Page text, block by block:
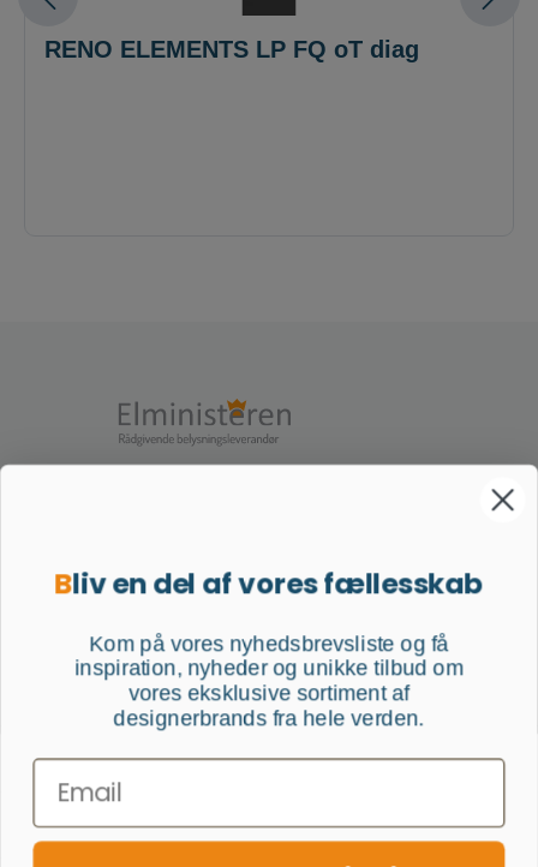
RENO ELEMENTS LP FQ oT diag
Følg os
Trustpilot - din mening tæller
Telefon: +45 60 65 30 80
CVR: 32948421
Fortryd en aftale
Denne hjemmeside bruger cookies for at sikre den bedst
mulige oplevelse. Mere information...
Accepter alle cookies
Bliv en del af vores fællesskab
Kom på vores nyhedsbrevsliste og få
inspiration, nyheder og unikke tilbud om
vores eksklusive sortiment af
designerbrands fra hele verden.
Email